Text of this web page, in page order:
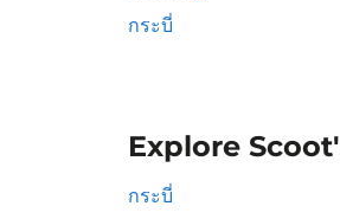
กระบี่
Explore
กระบี่